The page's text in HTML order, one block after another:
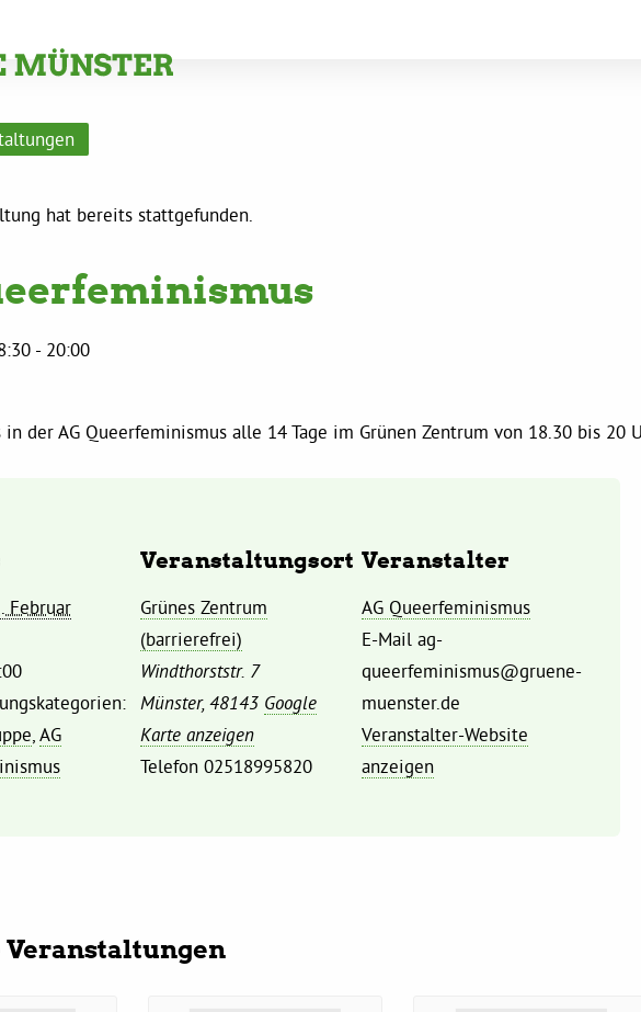
hat bereits stattgefunden.
- 20:00
der AG Queerfeminismus alle 14 Tage im Grünen Zentrum von 18.30 bis 20
Februar
AG
Veranstaltungsort
Grünes Zentrum
(barrierefrei)
Windthorststr. 7
Münster, 48143 Google
Karte anzeigen
Telefon 02518995820
Veranstalter
AG Queerfeminismus
E-Mail ag-
queerfeminismus@gruene-
muenster.de
Veranstalter-Website
anzeigen